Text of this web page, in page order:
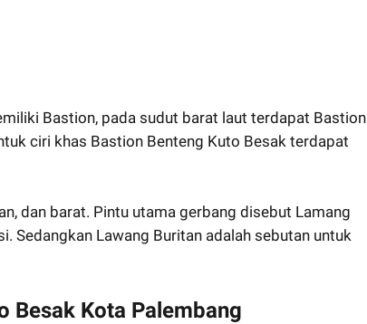
Bastion, pada sudut barat laut terdapat Bastion
ciri khas Bastion Benteng Kuto Besak terdapat
dan barat. Pintu utama gerbang disebut Lamang
Sedangkan Lawang Buritan adalah sebutan untuk
Besak Kota Palembang